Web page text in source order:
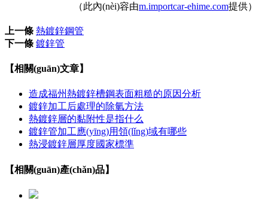
（此內(nèi)容由m.importcar-ehime.com提供）
上一條 熱鍍鋅鋼管
下一條 鍍鋅管
【相關(guān)文章】
造成福州熱鍍鋅槽鋼表面粗糙的原因分析
鍍鋅加工后處理的除氫方法
熱鍍鋅層的黏附性是指什么
鍍鋅管加工應(yīng)用領(lǐng)域有哪些
熱浸鍍鋅層厚度國家標準
【相關(guān)產(chǎn)品】